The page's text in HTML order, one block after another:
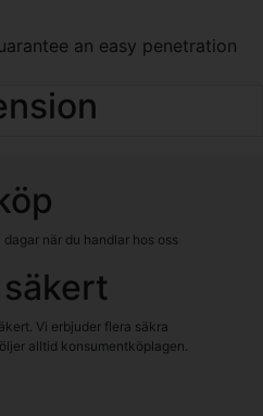
an easy penetration
när du handlar hos oss
Vi erbjuder flera säkra
alltid konsumentköplagen.